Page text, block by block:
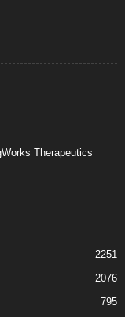
Therapeutics
2251
2076
795